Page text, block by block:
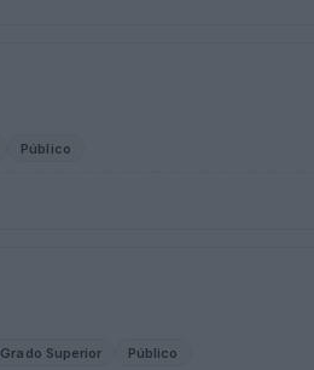
Público
Grado Superior Público